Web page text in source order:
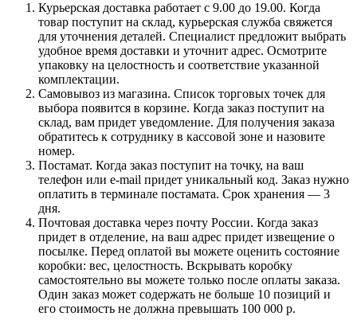
Курьерская доставка работает с 9.00 до 19.00. Когда
товар поступит на склад, курьерская служба свяжется
для уточнения деталей. Специалист предложит выбрать
удобное время доставки и уточнит адрес. Осмотрите
упаковку на целостность и соответствие указанной
комплектации.
Самовывоз из магазина. Список торговых точек для
выбора появится в корзине. Когда заказ поступит на
склад, вам придет уведомление. Для получения заказа
обратитесь к сотруднику в кассовой зоне и назовите
номер.
Постамат. Когда заказ поступит на точку, на ваш
телефон или e-mail придет уникальный код. Заказ нужно
оплатить в терминале постамата. Срок хранения — 3
дня.
Почтовая доставка через почту России. Когда заказ
придет в отделение, на ваш адрес придет извещение о
посылке. Перед оплатой вы можете оценить состояние
коробки: вес, целостность. Вскрывать коробку
самостоятельно вы можете только после оплаты заказа.
Один заказ может содержать не больше 10 позиций и
его стоимость не должна превышать 100 000 р.